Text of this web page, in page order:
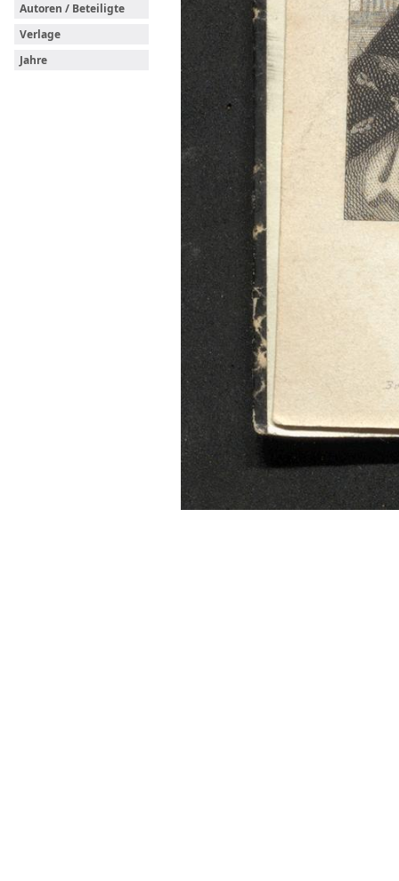
Autoren / Beteiligte
Verlage
Jahre